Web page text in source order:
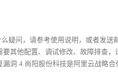
疑问，请参考使用说明，或者发送
其他配置、调试修改、故障排查
漏洞 4.尚阳股份科技是阿里云战略